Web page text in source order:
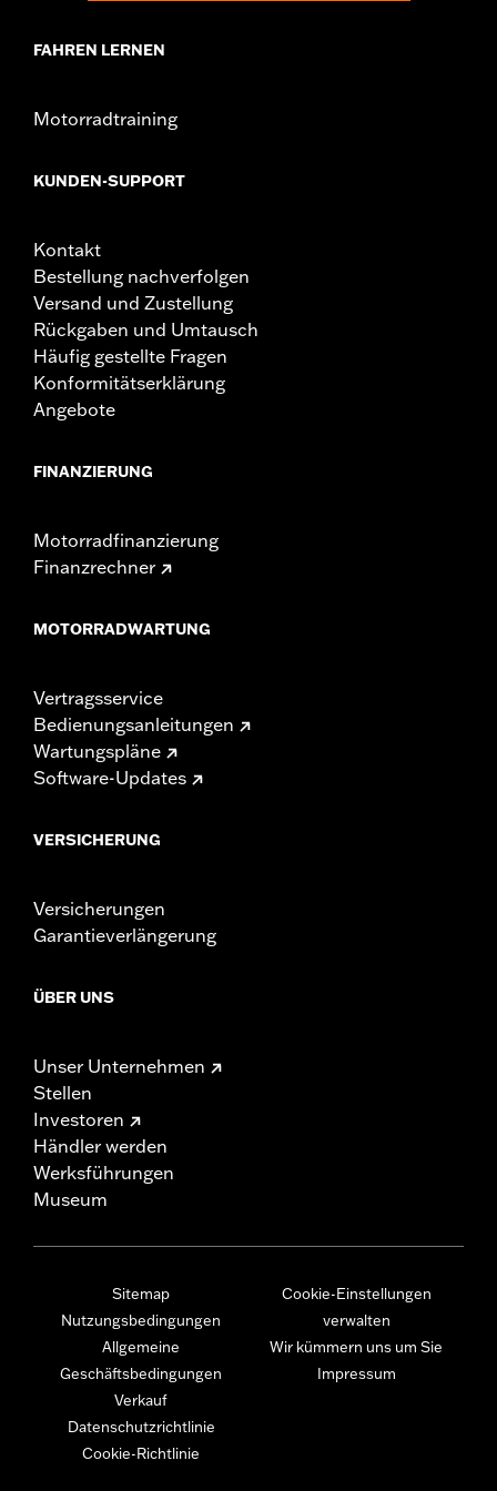
FAHREN LERNEN
Motorradtraining
KUNDEN-SUPPORT
Kontakt
Bestellung nachverfolgen
Versand und Zustellung
Rückgaben und Umtausch
Häufig gestellte Fragen
Konformitätserklärung
Angebote
FINANZIERUNG
Motorradfinanzierung
Finanzrechner
MOTORRADWARTUNG
Vertragsservice
Bedienungsanleitungen
Wartungspläne
Software-Updates
VERSICHERUNG
Versicherungen
Garantieverlängerung
ÜBER UNS
Unser Unternehmen
Stellen
Investoren
Händler werden
Werksführungen
Museum
Sitemap
Nutzungsbedingungen
Allgemeine
Geschäftsbedingungen
Verkauf
Datenschutzrichtlinie
Cookie-Richtlinie
Cookie-Einstellungen
verwalten
Wir kümmern uns um Sie
Impressum